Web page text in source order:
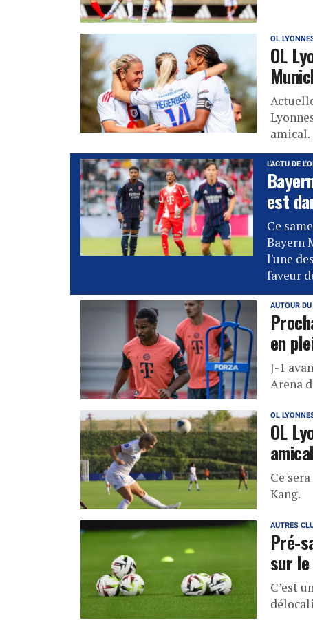
OL
OL
amical.
L'ACTU DE
est
Ce
Bayern
l'une
faveur
AUTOUR
en
J-1
Arena
OL
OL
amical
Ce
Kang.
AUTRES
Pré-
sur
C’est